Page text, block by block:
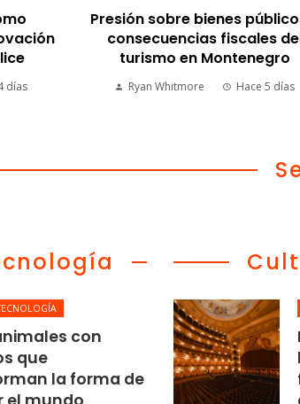
días
Presión sobre bienes
consecuencias fiscales
turismo en Montenegro
Ryan Whitmore Hace 5 días
con
que
la forma de